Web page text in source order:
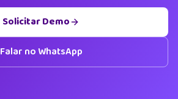
Solicitar Demo
Falar no WhatsApp